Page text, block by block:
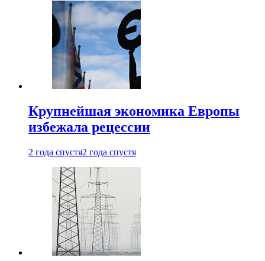
Крупнейшая экономика Европы
избежала рецессии
2 года спустя2 года спустя